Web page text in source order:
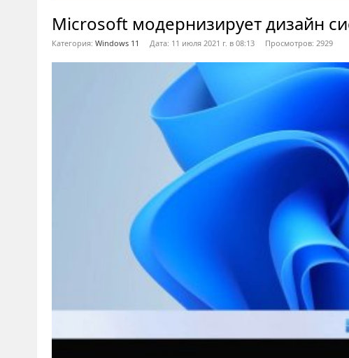
Microsoft модернизирует дизайн
Категория: Windows 11 Дата: 11 июля 2021 г. в 08:13 Просмотров: 2929